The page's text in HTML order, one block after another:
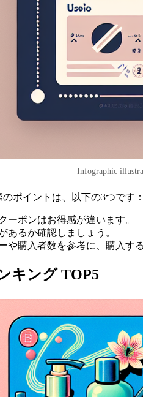
Infographic
ポイントは、以下の3つです：
ーポンはお得感が違います。
あるか確認しましょう。
や購入者数を参考に、購入す
キング TOP5